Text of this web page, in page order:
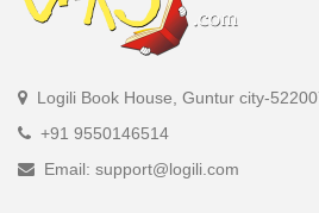
Logili Book House, Guntur city-
+91 9550146514
Email: support@logili.com